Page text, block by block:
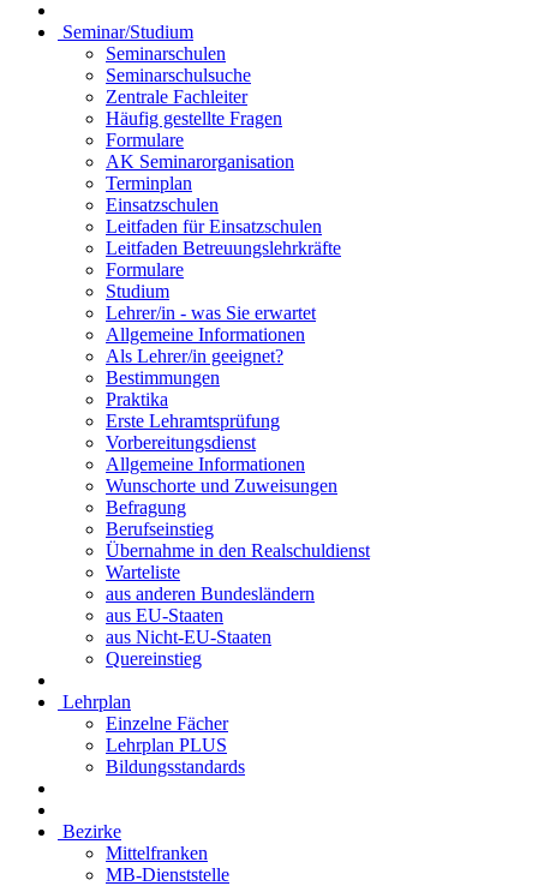
Seminar/Studium
Seminarschulen
Seminarschulsuche
Zentrale Fachleiter
Häufig gestellte Fragen
Formulare
AK Seminarorganisation
Terminplan
Einsatzschulen
Leitfaden für Einsatzschulen
Leitfaden Betreuungslehrkräfte
Formulare
Studium
Lehrer/in - was Sie erwartet
Allgemeine Informationen
Als Lehrer/in geeignet?
Bestimmungen
Praktika
Erste Lehramtsprüfung
Vorbereitungsdienst
Allgemeine Informationen
Wunschorte und Zuweisungen
Befragung
Berufseinstieg
Übernahme in den Realschuldienst
Warteliste
aus anderen Bundesländern
aus EU-Staaten
aus Nicht-EU-Staaten
Quereinstieg
Lehrplan
Einzelne Fächer
Lehrplan PLUS
Bildungsstandards
Bezirke
Mittelfranken
MB-Dienststelle